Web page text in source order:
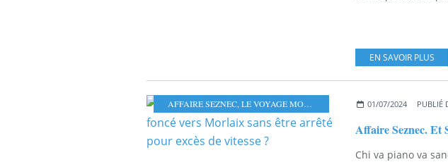
EN SAVOIR PLUS
AFFAIRE SEZNEC, LE VOYAGE MORLAIX-PARIS-MORLAIX 01/07/2024 PUBLIÉ
Chi va piano va